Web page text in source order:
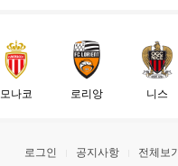
모나코 로리앙 니스
로그인 공지사항 전체보기